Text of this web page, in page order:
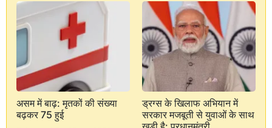
असम में बाढ़: मृतकों की संख्या
बढ़कर 75 हुई
ड्रग्स के खिलाफ अभियान में
सरकार मजबूती से युवाओं के साथ